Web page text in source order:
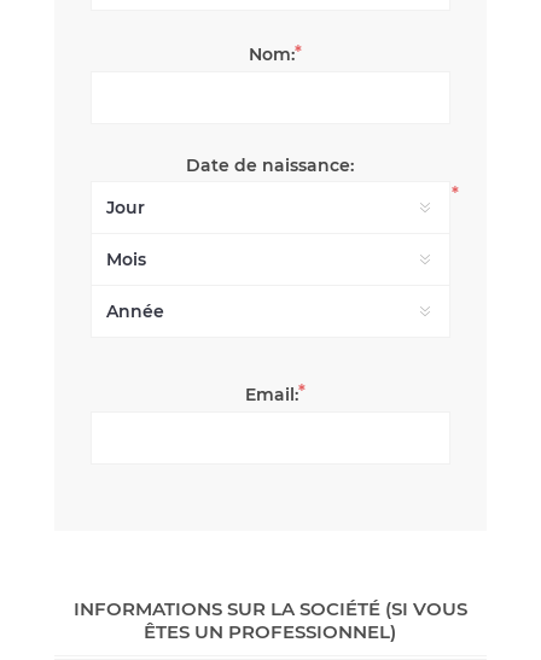
Nom:*
Date de naissance:
*
Email:*
INFORMATIONS SUR LA SOCIÉTÉ (SI VOUS
ÊTES UN PROFESSIONNEL)